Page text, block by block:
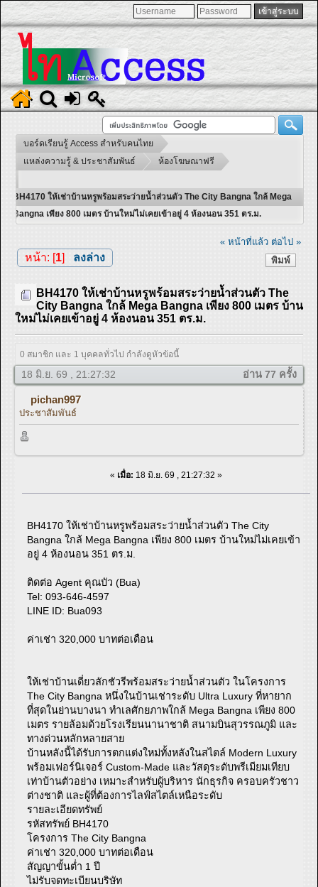
บอร์ดเรียนรู้ Access สำหรับคนไทย
แหล่งความรู้ & ประชาสัมพันธ์
ห้องโฆษณาฟรี
BH4170 ให้เช่าบ้านหรูพร้อมสระว่ายน้ำส่วนตัว The City Bangna ใกล้ Mega
Bangna เพียง 800 เมตร บ้านใหม่ไม่เคยเข้าอยู่ 4 ห้องนอน 351 ตร.ม.
« หน้าที่แล้ว ต่อไป »
พิมพ์
หน้า: [1] ลงล่าง
BH4170 ให้เช่าบ้านหรูพร้อมสระว่ายน้ำส่วนตัว The
City Bangna ใกล้ Mega Bangna เพียง 800 เมตร บ้าน
ใหม่ไม่เคยเข้าอยู่ 4 ห้องนอน 351 ตร.ม.
0 สมาชิก และ 1 บุคคลทั่วไป กำลังดูหัวข้อนี้
18 มิ.ย. 69 , 21:27:32 อ่าน 77 ครั้ง
pichan997
ประชาสัมพันธ์
« เมื่อ: 18 มิ.ย. 69 , 21:27:32 »
BH4170 ให้เช่าบ้านหรูพร้อมสระว่ายน้ำส่วนตัว The City
Bangna ใกล้ Mega Bangna เพียง 800 เมตร บ้านใหม่ไม่เคยเข้า
อยู่ 4 ห้องนอน 351 ตร.ม.
ติดต่อ Agent คุณบัว (Bua)
Tel: 093-646-4597
LINE ID: Bua093
ค่าเช่า 320,000 บาทต่อเดือน
ให้เช่าบ้านเดี่ยวลักชัวรีพร้อมสระว่ายน้ำส่วนตัว ในโครงการ
The City Bangna หนึ่งในบ้านเช่าระดับ Ultra Luxury ที่หายาก
ที่สุดในย่านบางนา ทำเลศักยภาพใกล้ Mega Bangna เพียง 800
เมตร รายล้อมด้วยโรงเรียนนานาชาติ สนามบินสุวรรณภูมิ และ
ทางด่วนหลักหลายสาย
บ้านหลังนี้ได้รับการตกแต่งใหม่ทั้งหลังในสไตล์ Modern Luxury
พร้อมเฟอร์นิเจอร์ Custom-Made และวัสดุระดับพรีเมียมเทียบ
เท่าบ้านตัวอย่าง เหมาะสำหรับผู้บริหาร นักธุรกิจ ครอบครัวชาว
ต่างชาติ และผู้ที่ต้องการไลฟ์สไตล์เหนือระดับ
รายละเอียดทรัพย์
รหัสทรัพย์ BH4170
โครงการ The City Bangna
ค่าเช่า 320,000 บาทต่อเดือน
สัญญาขั้นต่ำ 1 ปี
ไม่รับจดทะเบียนบริษัท